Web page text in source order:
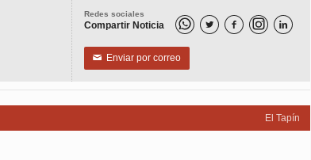
Redes sociales
Compartir Noticia   
✉ Enviar por correo
El Tapín